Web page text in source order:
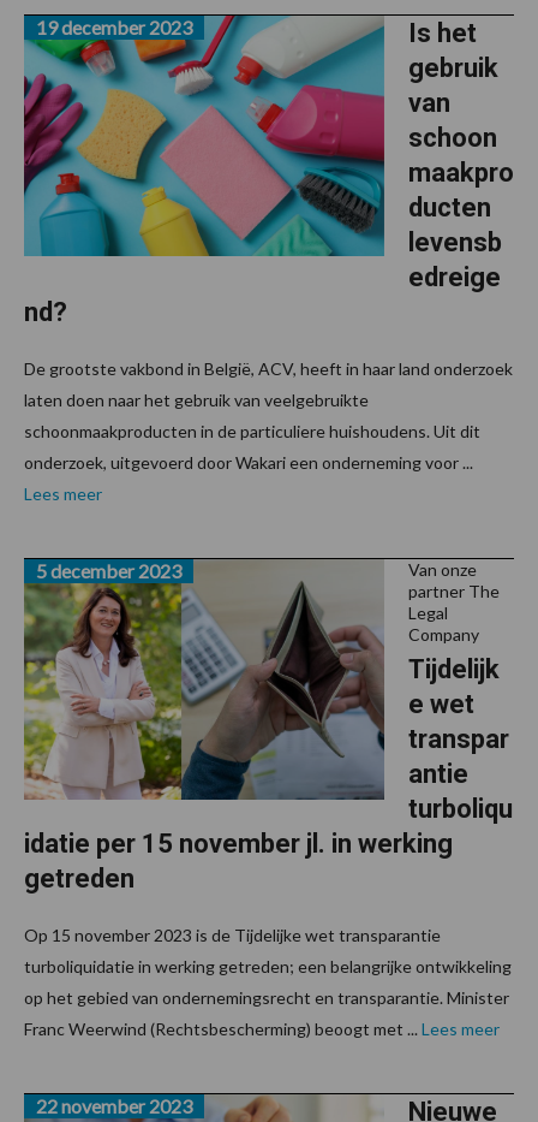
Is het
gebruik
van
schoon
maakpro
ducten
levensb
edreige
nd?
19 december 2023
De grootste vakbond in België, ACV, heeft in haar land onderzoek
laten doen naar het gebruik van veelgebruikte
schoonmaakproducten in de particuliere huishoudens. Uit dit
onderzoek, uitgevoerd door Wakari een onderneming voor ...
Lees meer
Van onze
partner The
Legal
Company
Tijdelijk
e wet
transpar
antie
turboliqu
idatie per 15 november jl. in werking
getreden
5 december 2023
Op 15 november 2023 is de Tijdelijke wet transparantie
turboliquidatie in werking getreden; een belangrijke ontwikkeling
op het gebied van ondernemingsrecht en transparantie. Minister
Franc Weerwind (Rechtsbescherming) beoogt met ...Lees meer
Nieuwe
22 november 2023